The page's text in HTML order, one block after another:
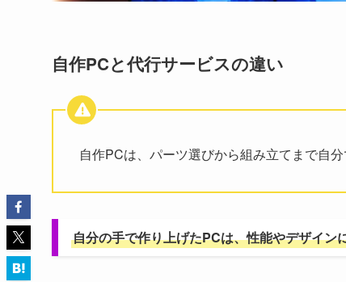
自作PCと代行サービスの違い
自作PCは、パーツ選びから組み立てまで自
自分の手で作り上げたPCは、性能やデザイン